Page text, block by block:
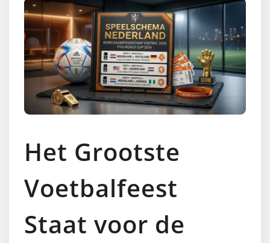
Het Grootste
Voetbalfeest
Staat voor de